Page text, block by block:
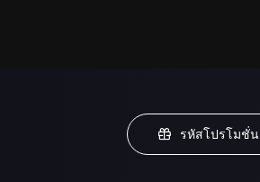
รหัสโปรโมชั่น